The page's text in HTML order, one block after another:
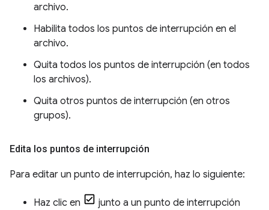
archivo.
Habilita todos los puntos de interrupción en el
archivo.
Quita todos los puntos de interrupción (en todos
los archivos).
Quita otros puntos de interrupción (en otros
grupos).
Edita los puntos de interrupción
Para editar un punto de interrupción, haz lo siguiente:
Haz clic en
junto a un punto de interrupción